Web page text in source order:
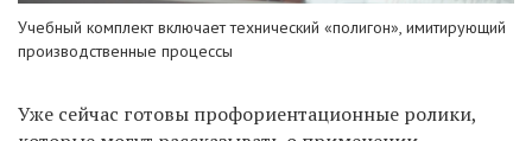
Учебный комплект включает технический «полигон», имитирующий
производственные процессы
Уже сейчас готовы профориентационные ролики,